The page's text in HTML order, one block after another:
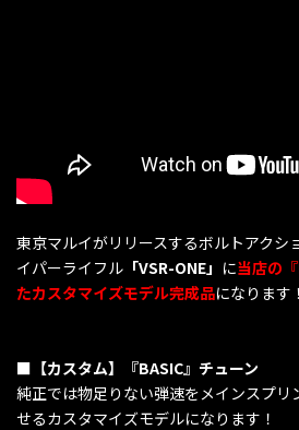
東京マルイがリリースするボルトアクシ
イパーライフル 「VSR-ONE」 に当店の
たカスタマイズモデル完成品になります！
■【カスタム】『BASIC』チューン
純正では物足りない弾速をメインスプリ
せるカスタマイズモデルになります！